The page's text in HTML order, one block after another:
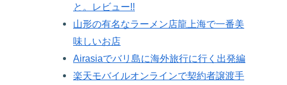
と。レビュー!!
山形の有名なラーメン店龍上海で一番美
味しいお店
Airasiaでバリ島に海外旅行に行く出発編
楽天モバイルオンラインで契約者譲渡手